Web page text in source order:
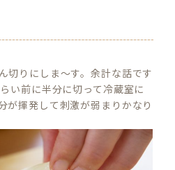
切りにしま～す。余計な話です
い前に半分に切って冷蔵室に
が揮発して刺激が弱まりかなり